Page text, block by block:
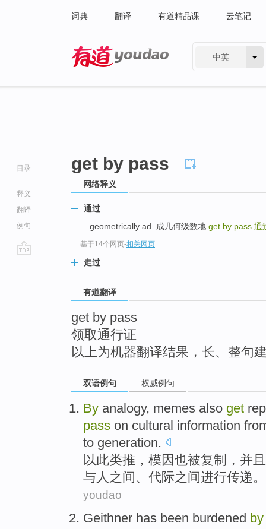
词典 翻译 有道精品课 云笔记
中英
目录
释义
翻译
例句
get by pass
网络释义
通过
... geometrically ad. 成几何级数地 get by pass 通
基于14个网页-相关网页
走过
有道翻译
get by pass
领取通行证
以上为机器翻译结果，长、整句
双语例句 权威例句
By analogy, memes also get
pass on cultural information
to generation.
以此类推， 模因也被复制， 并且
与人之间、代际之间进行传递。
youdao
Geithner has been burdened by